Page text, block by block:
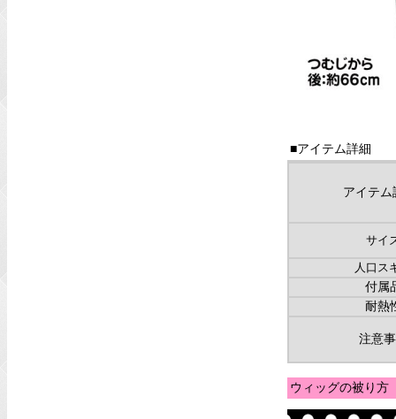
■アイテム詳細
アイテ
サイ
人口ス
付属
耐熱
注意
ウィッグの被り方